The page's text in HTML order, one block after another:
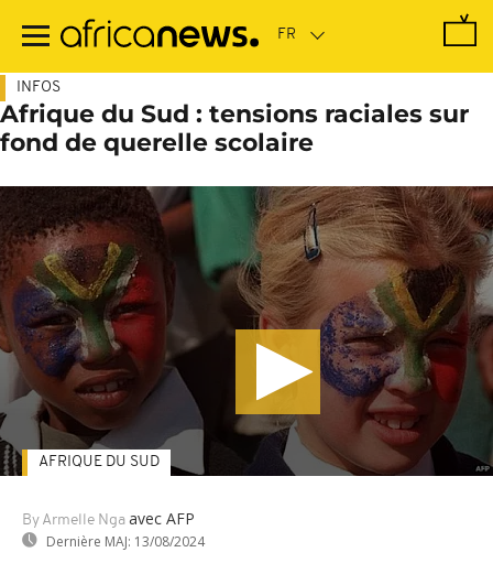
contenu
INFOS
Afrique du Sud : tensions raciales sur
fond de querelle scolaire
By Armelle Nga avec AFP
Dernière MAJ: 13/08/2024
AFRIQUE DU SUD